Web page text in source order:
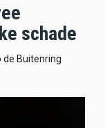
schade
de Buitenring